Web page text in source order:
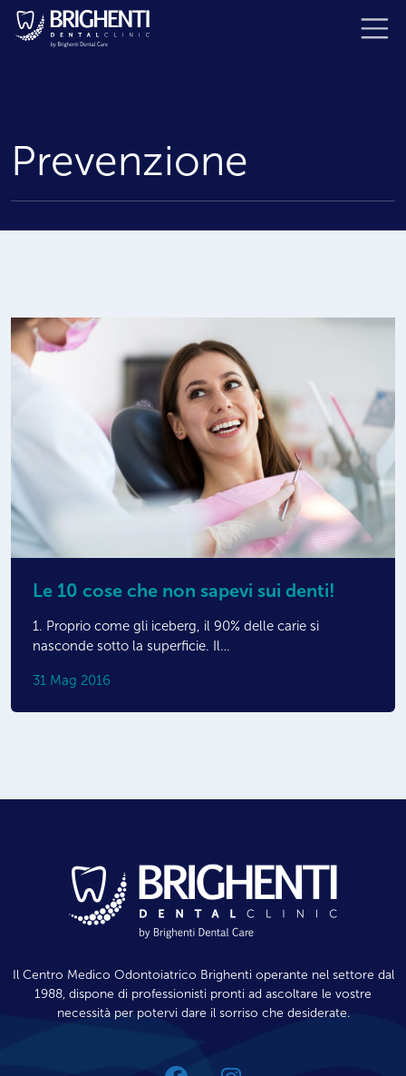
Prevenzione
Le 10 cose che non sapevi sui denti!
1. Proprio come gli iceberg, il 90% delle carie si
nasconde sotto la superficie. Il…
31 Mag 2016
Il Centro Medico Odontoiatrico Brighenti operante nel settore dal
1988, dispone di professionisti pronti ad ascoltare le vostre
necessità per potervi dare il sorriso che desiderate.